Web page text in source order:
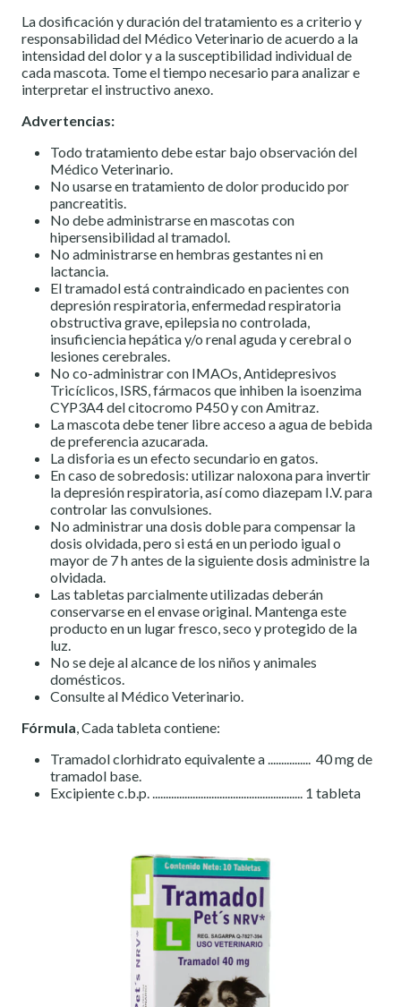
La dosificación y duración del tratamiento es a criterio y
responsabilidad del Médico Veterinario de acuerdo a la
intensidad del dolor y a la susceptibilidad individual de
cada mascota. Tome el tiempo necesario para analizar e
interpretar el instructivo anexo.
Advertencias:
Todo tratamiento debe estar bajo observación del
Médico Veterinario.
No usarse en tratamiento de dolor producido por
pancreatitis.
No debe administrarse en mascotas con
hipersensibilidad al tramadol.
No administrarse en hembras gestantes ni en
lactancia.
El tramadol está contraindicado en pacientes con
depresión respiratoria, enfermedad respiratoria
obstructiva grave, epilepsia no controlada,
insuficiencia hepática y/o renal aguda y cerebral o
lesiones cerebrales.
No co-administrar con IMAOs, Antidepresivos
Tricíclicos, ISRS, fármacos que inhiben la isoenzima
CYP3A4 del citocromo P450 y con Amitraz.
La mascota debe tener libre acceso a agua de bebida
de preferencia azucarada.
La disforia es un efecto secundario en gatos.
En caso de sobredosis: utilizar naloxona para invertir
la depresión respiratoria, así como diazepam I.V. para
controlar las convulsiones.
No administrar una dosis doble para compensar la
dosis olvidada, pero si está en un periodo igual o
mayor de 7 h antes de la siguiente dosis administre la
olvidada.
Las tabletas parcialmente utilizadas deberán
conservarse en el envase original. Mantenga este
producto en un lugar fresco, seco y protegido de la
luz.
No se deje al alcance de los niños y animales
domésticos.
Consulte al Médico Veterinario.
Fórmula, Cada tableta contiene:
Tramadol clorhidrato equivalente a ................ 40 mg de
tramadol base.
Excipiente c.b.p. ........................................................ 1 tableta